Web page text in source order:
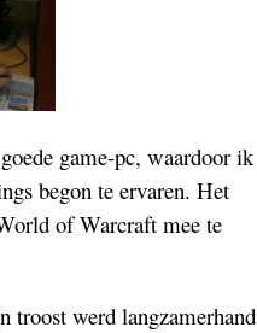
game-pc, waardoor ik
begon te ervaren. Het
of Warcraft mee te
troost werd langzamerhand